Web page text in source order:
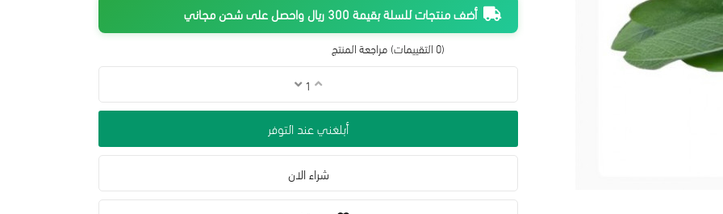
(0 التقييمات) مراجعة المنتج
أضف منتجات للسلة بقيمة 300 ريال واحصل على شحن مجاني
أبلغني عند التوفر
شراء الان